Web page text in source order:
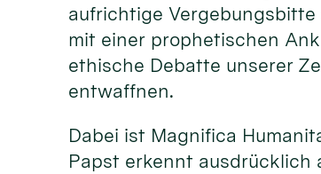
aufrichtige
mit einer prophetischen
ethische Debatte unserer
entwaffnen.
Dabei ist Magnifica
Papst erkennt ausdrücklich